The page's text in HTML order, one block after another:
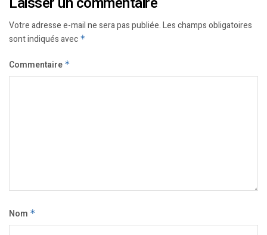
Votre adresse e-mail ne sera pas publiée.Les champs obligatoires
sont indiqués avec *
Commentaire *
Nom *